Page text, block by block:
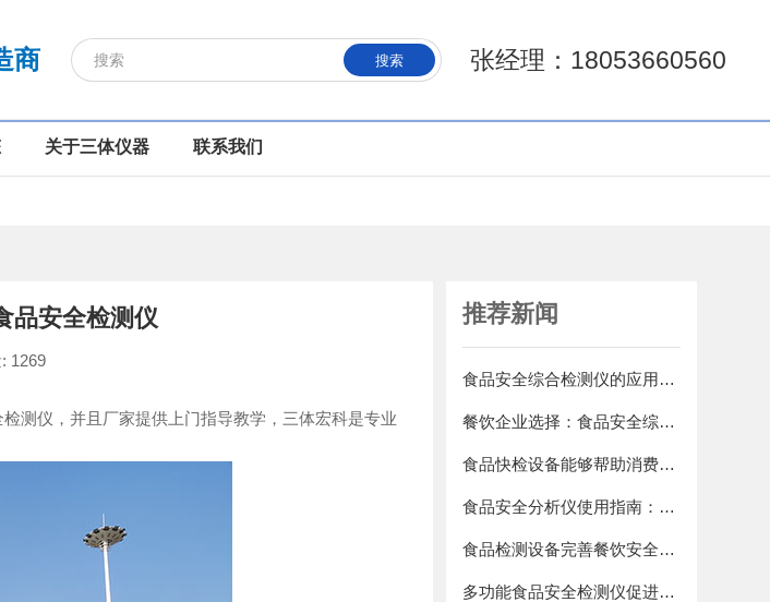
商 张经理：18053660560
搜索
关于三体仪器 联系我们
品安全检测仪
1269
仪，并且厂家提供上门指导教学，三体宏科是专业
推荐新闻
食品安全综合检测仪的应用步骤介绍
餐饮企业选择：食品安全综合检测仪，严格把控每道菜品安全关卡
食品快检设备能够帮助消费者提高健康水平
食品安全分析仪使用指南：保障食品安全的第一步
食品检测设备完善餐饮安全测定要求
多功能食品安全检测仪促进餐饮安全性的提升